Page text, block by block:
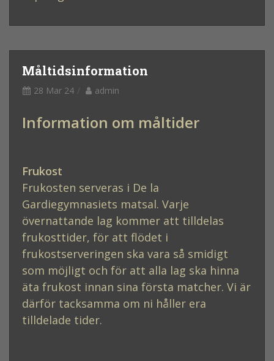
Måltidsinformation
28 Mar 24 admin
Information om måltider
Frukost
Frukosten serveras i De la
Gardiegymnasiets matsal. Varje
övernattande lag kommer att tilldelas
frukosttider, för att flödet i
frukostserveringen ska vara så smidigt
som möjligt och för att alla lag ska hinna
äta frukost innan sina första matcher. Vi är
därför tacksamma om ni håller era
tilldelade tider.